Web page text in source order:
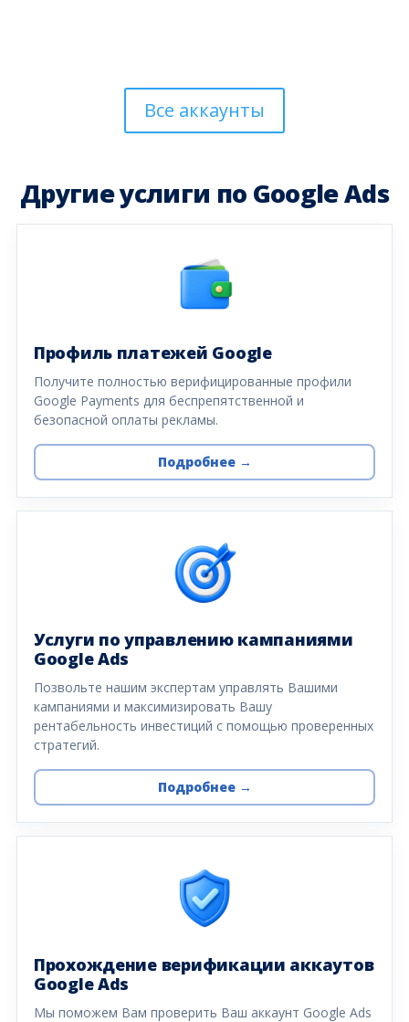
Все аккаунты
Другие услиги по Google Ads
Профиль платежей Google
Получите полностью верифицированные профили
Google Payments для беспрепятственной и
безопасной оплаты рекламы.
Подробнее →
Услуги по управлению кампаниями
Google Ads
Позвольте нашим экспертам управлять Вашими
кампаниями и максимизировать Вашу
рентабельность инвестиций с помощью проверенных
стратегий.
Подробнее →
Прохождение верификации аккаутов
Google Ads
Мы поможем Вам проверить Ваш аккаунт Google Ads